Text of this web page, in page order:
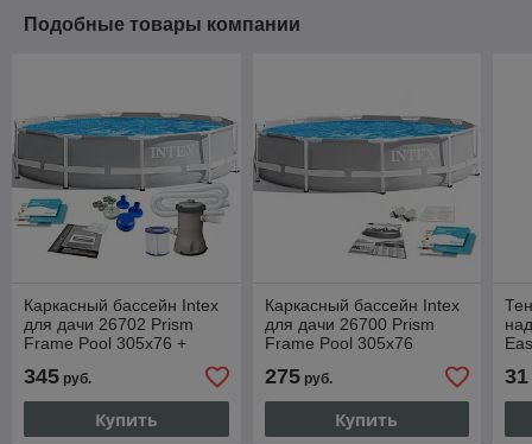
Подобные товары компании
Каркасный бассейн Intex
для дачи 26702 Prism
Frame Pool 305x76 +
345 руб.
Купить
Каркасный бассейн Intex
для дачи 26700 Prism
Frame Pool 305x76
275руб.
Купить
31